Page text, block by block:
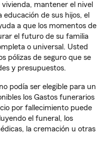
mantener el nivel
de sus hijos, el
a que los momentos de
el futuro de su familia
o universal. Usted
pólizas de seguro que se
y presupuestos.
podía ser elegible para un
los Gastos funerarios
por fallecimiento puede
el funeral, los
la cremación u otras